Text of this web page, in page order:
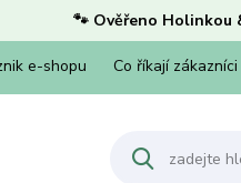
🐾 Ověřeno Holinkou
e-shopu Co říkají zákazníci